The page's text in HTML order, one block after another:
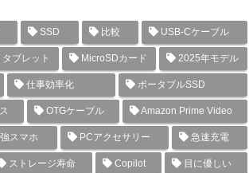
SSD 比較 USB-Cケーブル
タブレット MicroSDカード 2025年モデル
仕事効率化 ポータブルSSD
OTGケーブル Amazon Prime Video
スマホ PCアクセサリー 急速充電
ストレージ寿命 Copilot 目に優しい